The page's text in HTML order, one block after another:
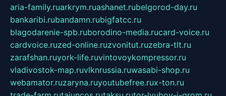
aria-family.ruarkrym.ruashanet.rubelgorod-day.ru
bankaribi.rubandamn.rubigfatcc.ru
blagodarenie-spb.ruborodino-media.rucard-voice.ru
cardvoice.ruzed-online.ruzvonitut.ruzebra-tlt.ru
zarafshan.ruyork-life.ruvintovoykompressor.ru
vladivostok-map.ruvlknrussia.ruwasabi-shop.ru
webamator.ruzaryna.ruyoutubefree.rux-ton.ru